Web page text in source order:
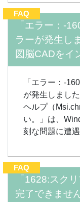
FAQ
「エラー：-
ラーが発生し
図脳CADをイ
「エラー：-
が発生しまし
ヘルプ（
い。」は、
刻な問題に遭
FAQ
「1628:スク
完了できませ